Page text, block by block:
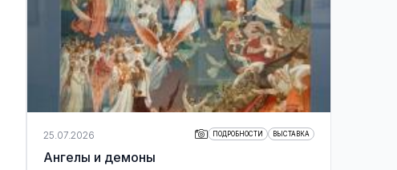
25.07.2026 ПОДРОБНОСТИ ВЫСТАВКА
Ангелы и демоны